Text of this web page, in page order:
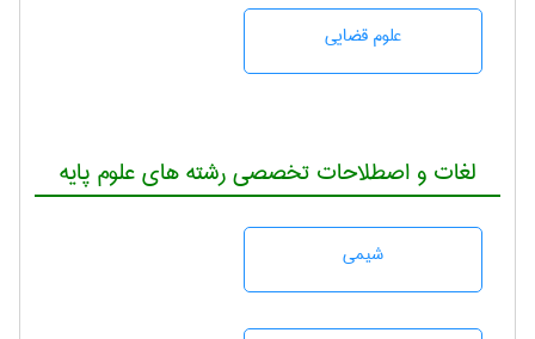
علوم قضایی
لغات و اصطلاحات تخصصی رشته های علوم پایه
شيمی